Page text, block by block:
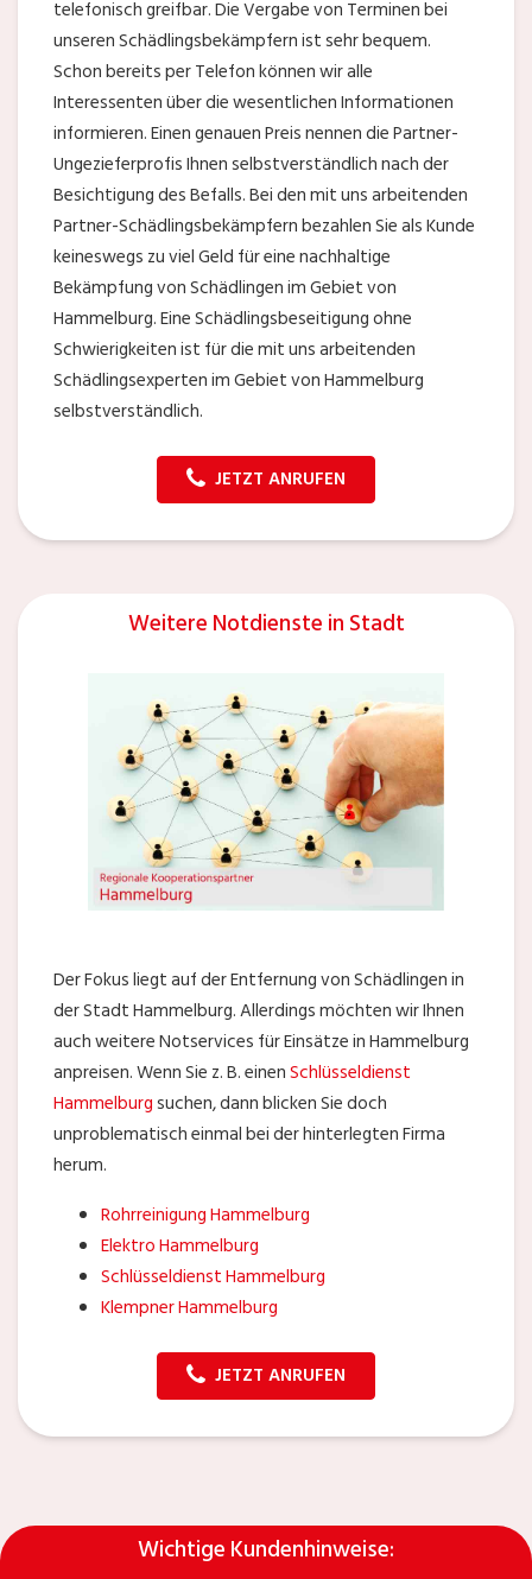
telefonisch greifbar. Die Vergabe von Terminen bei
unseren Schädlingsbekämpfern ist sehr bequem.
Schon bereits per Telefon können wir alle
Interessenten über die wesentlichen Informationen
informieren. Einen genauen Preis nennen die Partner-
Ungezieferprofis Ihnen selbstverständlich nach der
Besichtigung des Befalls. Bei den mit uns arbeitenden
Partner-Schädlingsbekämpfern bezahlen Sie als Kunde
keineswegs zu viel Geld für eine nachhaltige
Bekämpfung von Schädlingen im Gebiet von
Hammelburg. Eine Schädlingsbeseitigung ohne
Schwierigkeiten ist für die mit uns arbeitenden
Schädlingsexperten im Gebiet von Hammelburg
selbstverständlich.
JETZT ANRUFEN
Weitere Notdienste in Stadt
Der Fokus liegt auf der Entfernung von Schädlingen in
der Stadt Hammelburg. Allerdings möchten wir Ihnen
auch weitere Notservices für Einsätze in Hammelburg
anpreisen. Wenn Sie z. B. einenSchlüsseldienst
Hammelburgsuchen, dann blicken Sie doch
unproblematisch einmal bei der hinterlegten Firma
herum.
Rohrreinigung Hammelburg
Elektro Hammelburg
Schlüsseldienst Hammelburg
Klempner Hammelburg
JETZT ANRUFEN
Wichtige Kundenhinweise: